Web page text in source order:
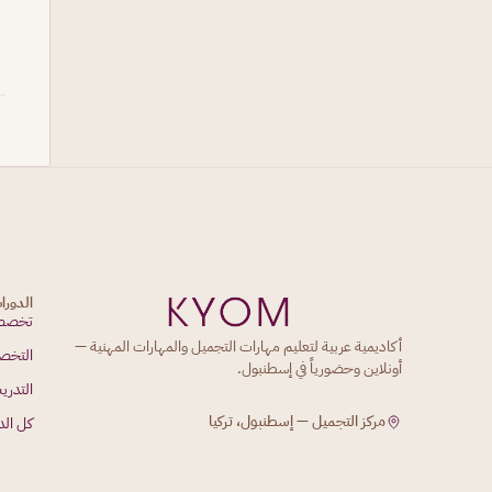
أكاديمية عربية لتعليم مهارات التجميل والمهارات المهنية —
أونلاين وحضورياً في إسطنبول.
مركز التجميل — إسطنبول، تركيا
كل